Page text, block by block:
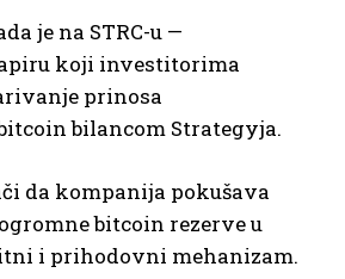
je na STRC-u —
koji investitorima
prinosa
bilancom Strategyja.
da kompanija pokušava
bitcoin rezerve u
i prihodovni mehanizam.